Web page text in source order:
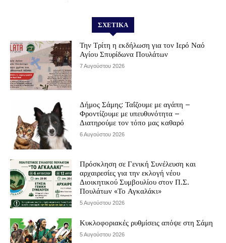
ΣΧΕΤΙΚΆ
Την Τρίτη η εκδήλωση για τον Ιερό Ναό
Αγίου Σπυρίδωνα Πουλάτων
7 Αυγούστου 2026
Δήμος Σάμης: Ταΐζουμε με αγάπη –
Φροντίζουμε με υπευθυνότητα –
Διατηρούμε τον τόπο μας καθαρό
6 Αυγούστου 2026
Πρόσκληση σε Γενική Συνέλευση και
αρχαιρεσίες για την εκλογή νέου
Διοικητικού Συμβουλίου στον Π.Σ.
Πουλάτων «Το Αγκαλάκι»
5 Αυγούστου 2026
Κυκλοφοριακές ρυθμίσεις απόψε στη Σάμη
5 Αυγούστου 2026